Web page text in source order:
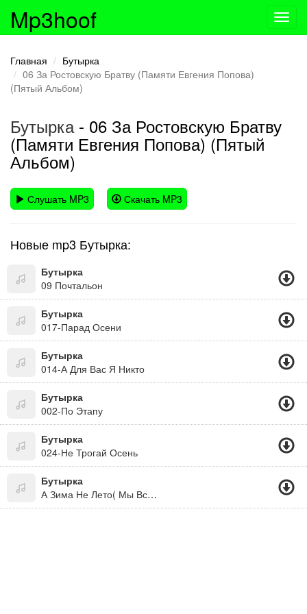
Mp3hoof
Главная
Бутырка
06 За Ростовскую Братву (Памяти Евгения Попова)
(Пятый Альбом)
Бутырка- 06 За Ростовскую Братву
(Памяти Евгения Попова) (Пятый
Альбом)
Слушать MP3 Скачать MP3
Новые mp3 Бутырка:
Бутырка
09 Почтальон
Бутырка
017-Парад Осени
Бутырка
014-А Для Вас Я Никто
Бутырка
002-По Этапу
Бутырка
024-Не Трогай Осень
Бутырка
А Зима Не Лето( Мы Все Живем Под Богом. Не Забывайте! )